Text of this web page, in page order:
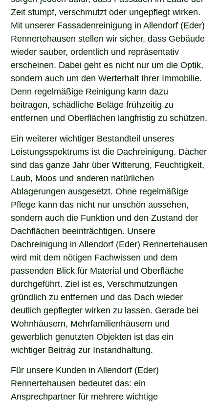
Zeit stumpf, verschmutzt oder ungepflegt wirken.
Mit unserer Fassadenreinigung in Allendorf (Eder)
Rennertehausen stellen wir sicher, dass Gebäude
wieder sauber, ordentlich und repräsentativ
erscheinen. Dabei geht es nicht nur um die Optik,
sondern auch um den Werterhalt Ihrer Immobilie.
Denn regelmäßige Reinigung kann dazu
beitragen, schädliche Beläge frühzeitig zu
entfernen und Oberflächen langfristig zu schützen.
Ein weiterer wichtiger Bestandteil unseres
Leistungsspektrums ist die Dachreinigung. Dächer
sind das ganze Jahr über Witterung, Feuchtigkeit,
Laub, Moos und anderen natürlichen
Ablagerungen ausgesetzt. Ohne regelmäßige
Pflege kann das nicht nur unschön aussehen,
sondern auch die Funktion und den Zustand der
Dachflächen beeinträchtigen. Unsere
Dachreinigung in Allendorf (Eder) Rennertehausen
wird mit dem nötigen Fachwissen und dem
passenden Blick für Material und Oberfläche
durchgeführt. Ziel ist es, Verschmutzungen
gründlich zu entfernen und das Dach wieder
deutlich gepflegter wirken zu lassen. Gerade bei
Wohnhäusern, Mehrfamilienhäusern und
gewerblich genutzten Objekten ist das ein
wichtiger Beitrag zur Instandhaltung.
Für unsere Kunden in Allendorf (Eder)
Rennertehausen bedeutet das: ein
Ansprechpartner für mehrere wichtige